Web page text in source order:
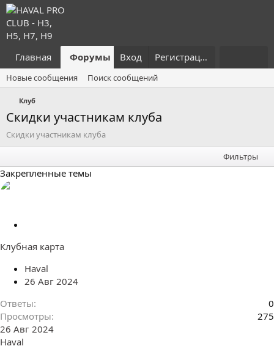
Главная Форумы Что нового?
Вход Регистрация
Новые сообщения Поиск сообщений
Клуб
Скидки участникам клуба
Скидки участникам клуба
Фильтры
Закрепленные темы
к
е
п
л
е
н
Клубная карта
Haval
26 Авг 2024
Ответы
0
Просмотры
275
26 Авг 2024
Haval